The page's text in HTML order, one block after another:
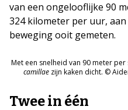
van een ongelooflijke 90
324 kilometer per uur,
beweging ooit gemeten.
Met een snelheid van 90 meter
camillaezijn kaken dicht. ©
Twee in één